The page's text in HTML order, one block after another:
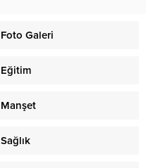
Foto Galeri
Eğitim
Manşet
Sağlık